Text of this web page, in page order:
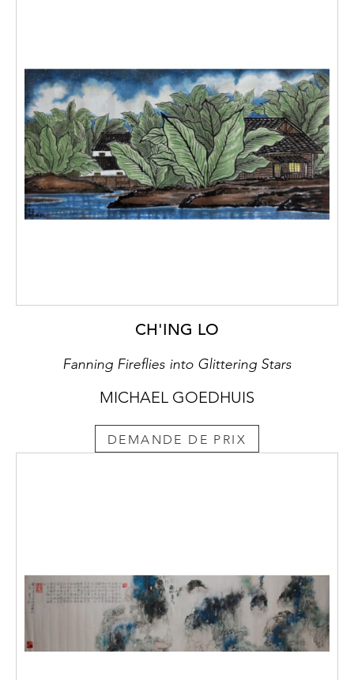
CH'ING LO
Fanning Fireflies into Glittering Stars
MICHAEL GOEDHUIS
DEMANDE DE PRIX